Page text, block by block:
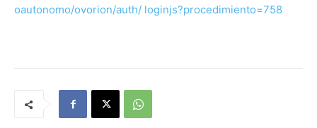
oautonomo/ovorion/auth/ loginjs?procedimiento=758